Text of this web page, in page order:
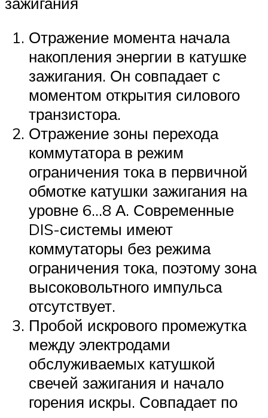
Отражение момента начала
накопления энергии в катушке
зажигания. Он совпадает с
моментом открытия силового
транзистора.
Отражение зоны перехода
коммутатора в режим
ограничения тока в первичной
обмотке катушки зажигания на
уровне 6…8 А. Современные
DIS-системы имеют
коммутаторы без режима
ограничения тока, поэтому зона
высоковольтного импульса
отсутствует.
Пробой искрового промежутка
между электродами
обслуживаемых катушкой
свечей зажигания и начало
горения искры. Совпадает по